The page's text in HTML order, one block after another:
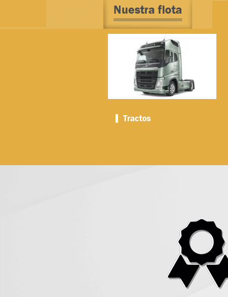
Nuestra flota
Tractos